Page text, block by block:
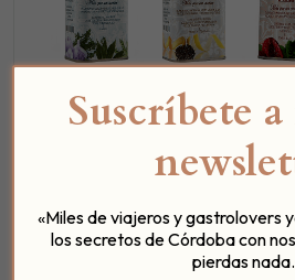
¿Por qué nos
conquistan
Esencias?
somos
Suscríbete
«Miles de viajeros y gastrolovers
los secretos de Córdoba con
pierdas